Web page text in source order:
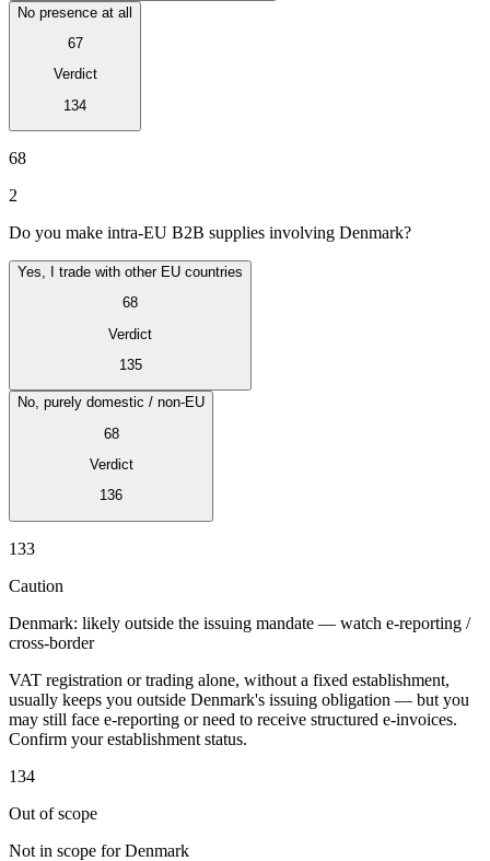
Fiscalité indirecte 101
La fiscalité indirecte dans le commerce électronique
fiscalité indirecte
No presence at all
67
Verdict
134
68
2
Do you make intra-EU B2B supplies involving Denmark?
Yes, I trade with other EU countries
68
Verdict
135
No, purely domestic / non-EU
68
Verdict
136
133
Caution
Denmark: likely outside the issuing mandate — watch e-reporting /
cross-border
VAT registration or trading alone, without a fixed establishment,
usually keeps you outside Denmark's issuing obligation — but you
may still face e-reporting or need to receive structured e-invoices.
Confirm your establishment status.
134
Out of scope
Not in scope for Denmark